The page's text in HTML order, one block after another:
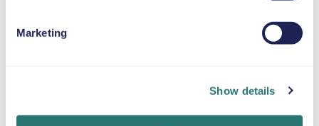
Marketing
Show details
permitindo circular com confiança por ruas estreitas,
trânsito urbano e estradas panorâmicas. Visite atrações
como o histórico Castillo de Colomares, descubra a vida
Princess) — tudo com a conveniência e a versatilidade